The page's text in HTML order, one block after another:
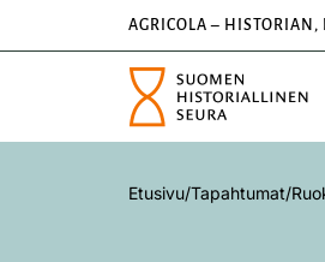
AGRICOLA –
Etusivu/Tapahtumat/